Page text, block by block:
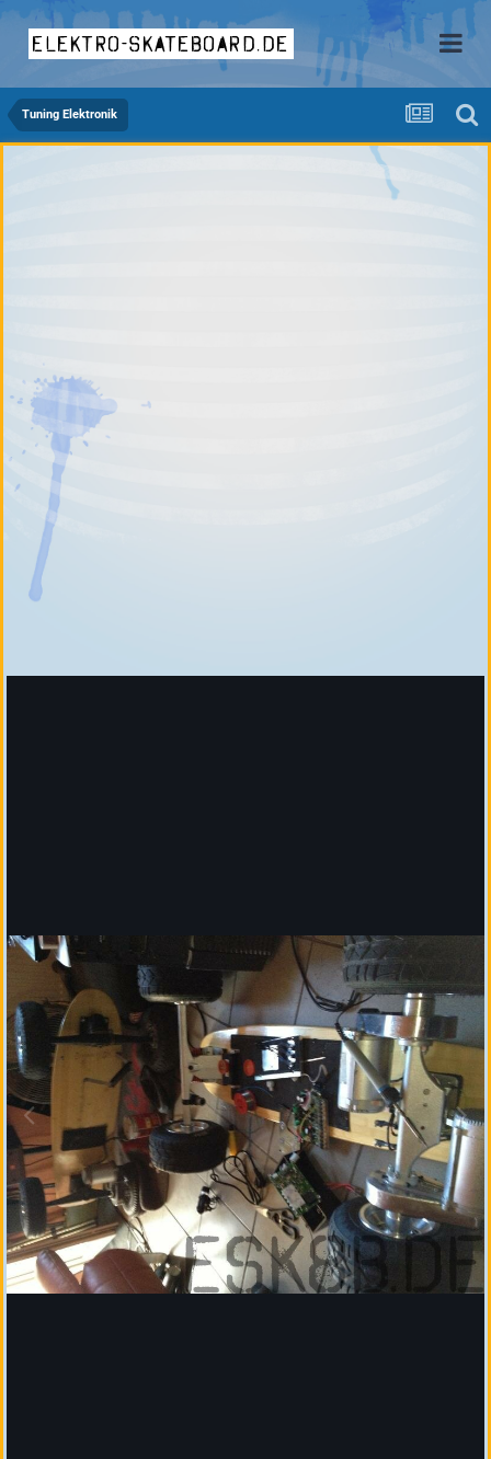
elektro-skateboard.de
Tuning Elektronik